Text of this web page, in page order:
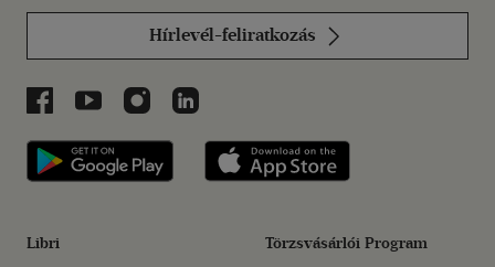
Hírlevél-feliratkozás
Libri a Facebookon
Libri a Youtube-on
Libri az Instagramon
Libri a LinkedInen
Libri applikáció Szerezd meg: Google
Libri Törzsvásárlói Program